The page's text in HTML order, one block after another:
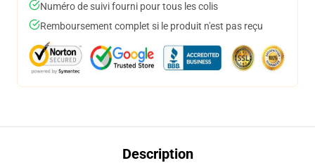
Numéro de suivi fourni pour tous les colis
Remboursement complet si le produit n'est pas reçu
Description